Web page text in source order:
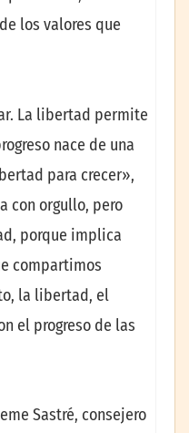
los valores que
La libertad permite
nace de una
para crecer»,
con orgullo, pero
porque implica
compartimos
la libertad, el
el progreso de las
Sastré, consejero